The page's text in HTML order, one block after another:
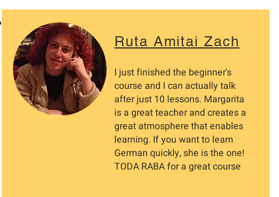
Ruta Amitai Zach
I just finished the beginner's
course and I can actually talk
after just 10 lessons. Margarita
is a great teacher and creates a
great atmosphere that enables
learning. If you want to learn
German quickly, she is the one!
TODA RABA for a great course